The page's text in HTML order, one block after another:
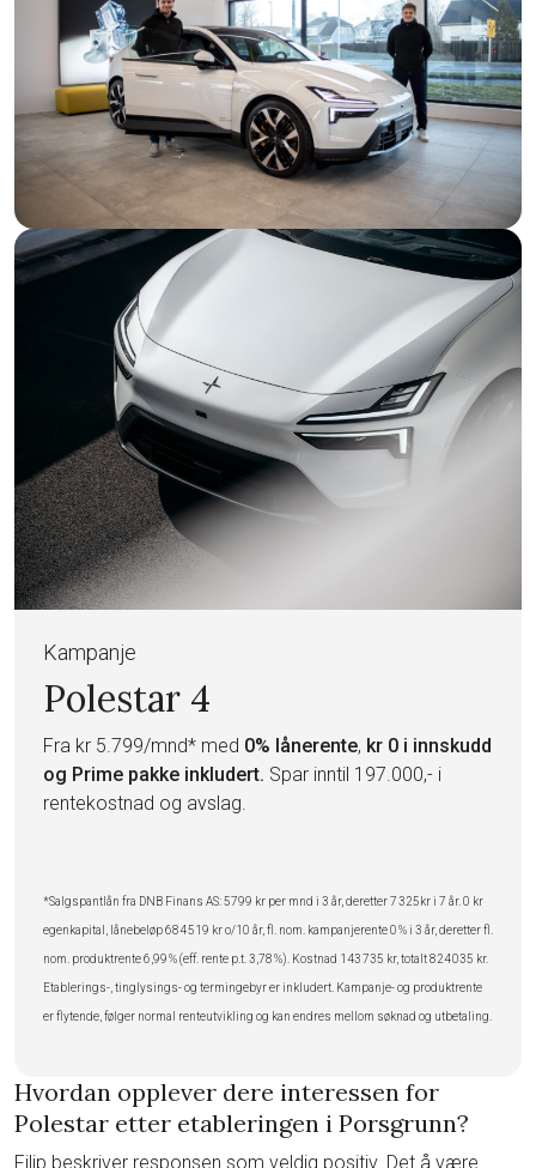
Kampanje
Polestar 4
Fra kr 5.799/mnd* med 0% lånerente, kr 0 i innskudd
og Prime pakke inkludert. Spar inntil 197.000,- i
rentekostnad og avslag.
*Salgspantlån fra DNB Finans AS: 5799 kr per mnd i 3 år, deretter 7 325kr i 7 år. 0 kr
egenkapital, lånebeløp 684 519 kr o/10 år, fl. nom. kampanjerente 0 % i 3 år, deretter fl.
nom. produktrente 6,99 % (eff. rente p.t. 3,78 %). Kostnad 143 735 kr, totalt 824 035 kr.
Etablerings-, tinglysings- og termingebyr er inkludert. Kampanje- og produktrente
er flytende, følger normal renteutvikling og kan endres mellom søknad og utbetaling.
Hvordan opplever dere interessen for
Polestar etter etableringen i Porsgrunn?
Filip beskriver responsen som veldig positiv. Det å være